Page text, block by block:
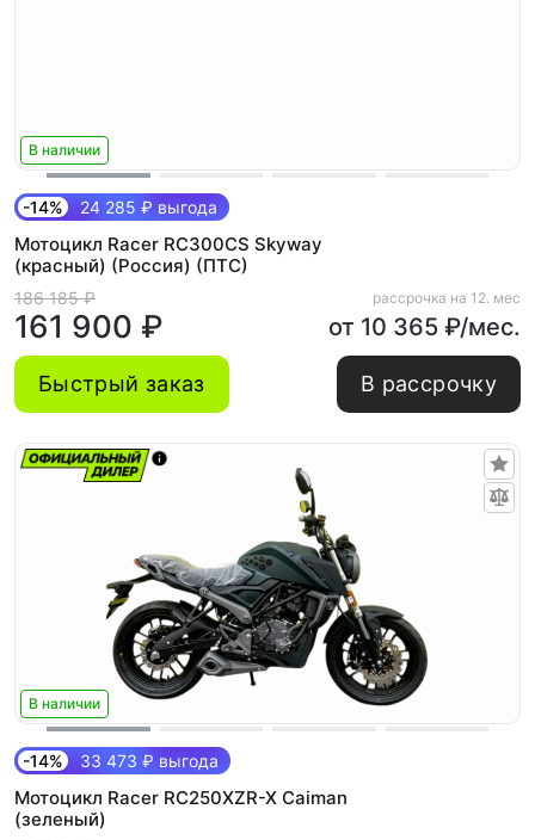
В наличии
-14% 24 285 ₽ выгода
Мотоцикл Racer RC300CS Skyway
(красный) (Россия) (ПТС)
186 185 ₽
161 900 ₽
рассрочка на 12. мес
от 10 365 ₽/мес.
Быстрый заказ В рассрочку
В наличии
-14% 33 473 ₽ выгода
Мотоцикл Racer RC250XZR-X Caiman
(зеленый)